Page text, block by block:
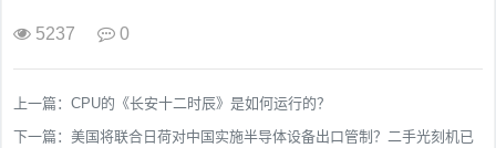
5237 0
上一篇： CPU的《长安十二时辰》是如何运行的？
下一篇： 美国将联合日荷对中国实施半导体设备出口管制？二手光刻机已